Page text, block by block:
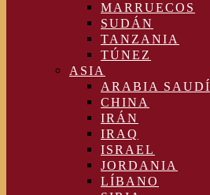
MARRUECOS
SUDÁN
TANZANIA
TÚNEZ
ASIA
ARABIA SAUDÍ
CHINA
IRÁN
IRAQ
ISRAEL
JORDANIA
LÍBANO